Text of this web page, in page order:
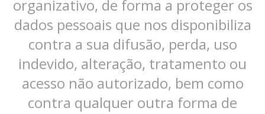
organizativo, de forma a proteger os
dados pessoais que nos disponibiliza
contra a sua difusão, perda, uso
indevido, alteração, tratamento ou
acesso não autorizado, bem como
contra qualquer outra forma de